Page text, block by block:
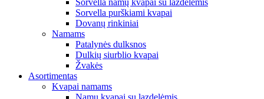
Sorvella namų kvapai su lazdelėmis
Sorvella purškiami kvapai
Dovanų rinkiniai
Namams
Patalynės dulksnos
Dulkių siurblio kvapai
Žvakės
Asortimentas
Kvapai namams
Namų kvapai su lazdelėmis